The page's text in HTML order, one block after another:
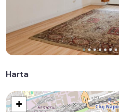
Harta
+